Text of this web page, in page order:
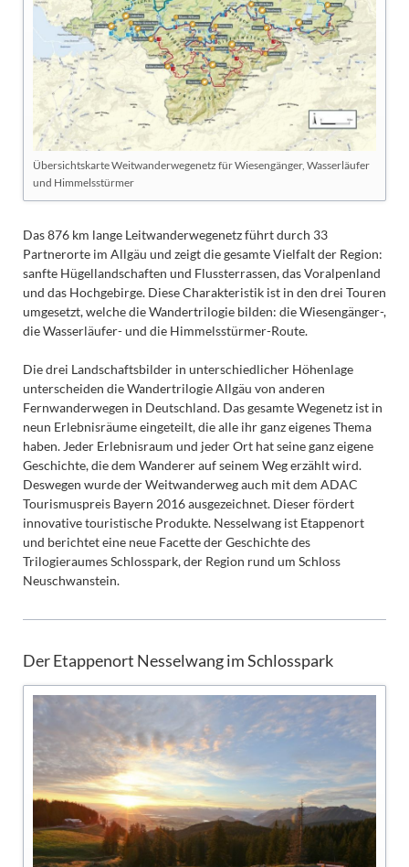
Übersichtskarte Weitwanderwegenetz für Wiesengänger, Wasserläufer
und Himmelsstürmer
Das 876 km lange Leitwanderwegenetz führt durch 33
Partnerorte im Allgäu und zeigt die gesamte Vielfalt der Region:
sanfte Hügellandschaften und Flussterrassen, das Voralpenland
und das Hochgebirge. Diese Charakteristik ist in den drei Touren
umgesetzt, welche die Wandertrilogie bilden: die Wiesengänger-,
die Wasserläufer- und die Himmelsstürmer-Route.
Die drei Landschaftsbilder in unterschiedlicher Höhenlage
unterscheiden die Wandertrilogie Allgäu von anderen
Fernwanderwegen in Deutschland. Das gesamte Wegenetz ist in
neun Erlebnisräume eingeteilt, die alle ihr ganz eigenes Thema
haben. Jeder Erlebnisraum und jeder Ort hat seine ganz eigene
Geschichte, die dem Wanderer auf seinem Weg erzählt wird.
Deswegen wurde der Weitwanderweg auch mit dem ADAC
Tourismuspreis Bayern 2016 ausgezeichnet. Dieser fördert
innovative touristische Produkte. Nesselwang ist Etappenort
und berichtet eine neue Facette der Geschichte des
Trilogieraumes Schlosspark, der Region rund um Schloss
Neuschwanstein.
Der Etappenort Nesselwang im Schlosspark